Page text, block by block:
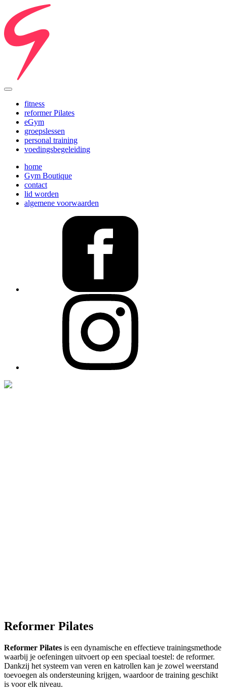
fitness
reformer Pilates
eGym
groepslessen
personal training
voedingsbegeleiding
home
Gym Boutique
contact
lid worden
algemene voorwaarden
Reformer Pilates
Reformer Pilates is een dynamische en effectieve trainingsmethode
waarbij je oefeningen uitvoert op een speciaal toestel: de reformer.
Dankzij het systeem van veren en katrollen kan je zowel weerstand
toevoegen als ondersteuning krijgen, waardoor de training geschikt
is voor elk niveau.